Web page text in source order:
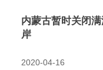
内蒙古暂时关闭
岸
2020-04-16